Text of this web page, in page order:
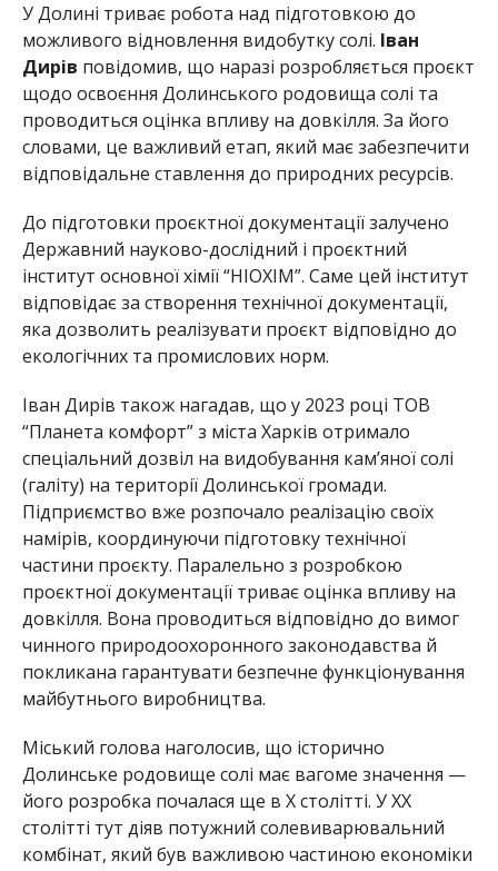
У Долині триває робота над підготовкою до
можливого відновлення видобутку солі. Іван
Дирів повідомив, що наразі розробляється проєкт
щодо освоєння Долинського родовища солі та
проводиться оцінка впливу на довкілля. За його
словами, це важливий етап, який має забезпечити
відповідальне ставлення до природних ресурсів.
До підготовки проєктної документації залучено
Державний науково-дослідний і проєктний
інститут основної хімії “НІОХІМ”. Саме цей інститут
відповідає за створення технічної документації,
яка дозволить реалізувати проєкт відповідно до
екологічних та промислових норм.
Іван Дирів також нагадав, що у 2023 році ТОВ
“Планета комфорт” з міста Харків отримало
спеціальний дозвіл на видобування кам’яної солі
(галіту) на території Долинської громади.
Підприємство вже розпочало реалізацію своїх
намірів, координуючи підготовку технічної
частини проєкту. Паралельно з розробкою
проєктної документації триває оцінка впливу на
довкілля. Вона проводиться відповідно до вимог
чинного природоохоронного законодавства й
покликана гарантувати безпечне функціонування
майбутнього виробництва.
Міський голова наголосив, що історично
Долинське родовище солі має вагоме значення —
його розробка почалася ще в X столітті. У XX
столітті тут діяв потужний солевиварювальний
комбінат, який був важливою частиною економіки